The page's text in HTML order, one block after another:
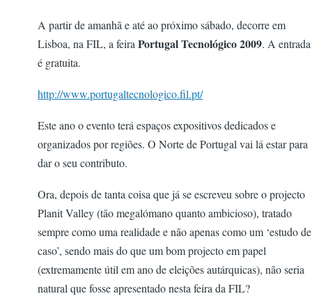
A partir de amanhã e até ao próximo sábado, decorre em
Lisboa, na FIL, a feira Portugal Tecnológico 2009. A entrada
é gratuita.
http://www.portugaltecnologico.fil.pt/
Este ano o evento terá espaços expositivos dedicados e
organizados por regiões. O Norte de Portugal vai lá estar para
dar o seu contributo.
Ora, depois de tanta coisa que já se escreveu sobre o projecto
Planit Valley (tão megalómano quanto ambicioso), tratado
sempre como uma realidade e não apenas como um ‘estudo de
caso’, sendo mais do que um bom projecto em papel
(extremamente útil em ano de eleições autárquicas), não seria
natural que fosse apresentado nesta feira da FIL?